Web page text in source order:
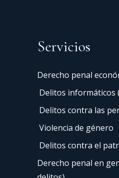
Servicios
Derecho penal
Delitos informáticos
Delitos contra las
Violencia de género
Delitos contra el
Derecho penal en